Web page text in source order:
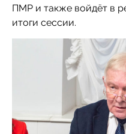
ПМР и также войдёт в
итоги сессии.